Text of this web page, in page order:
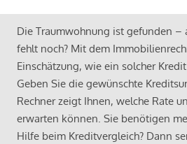
Die Traumwohnung ist gefunden –
fehlt noch? Mit dem
Einschätzung, wie ein solcher
Geben Sie die gewünschte
Rechner zeigt Ihnen, welche Rate
erwarten können. Sie benötigen
Hilfe beim Kreditvergleich? Dann